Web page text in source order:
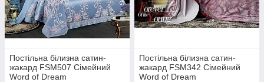
Постільна білизна сатин-
жакард FSM507 Сімейний
Word of Dream
Постільна білизна сатин-
жакард FSM342 Сімейний
Word of Dream